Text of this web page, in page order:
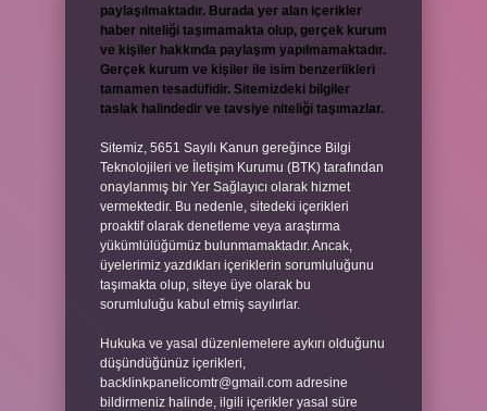
paylaşılmaktadır. Burada yer alan içerikler
haber niteliği taşımamakta olup, gerçek kurum
ve kişiler hakkında paylaşım yapılmamaktadır.
Gerçek kurum ve kişiler ile isim benzerlikleri
tamamen tesadüfidir. Sitemizdeki bilgiler
taslak halindedir ve tavsiye niteliği taşımazlar.
Sitemiz, 5651 Sayılı Kanun gereğince Bilgi
Teknolojileri ve İletişim Kurumu (BTK) tarafından
onaylanmış bir Yer Sağlayıcı olarak hizmet
vermektedir. Bu nedenle, sitedeki içerikleri
proaktif olarak denetleme veya araştırma
yükümlülüğümüz bulunmamaktadır. Ancak,
üyelerimiz yazdıkları içeriklerin sorumluluğunu
taşımakta olup, siteye üye olarak bu
sorumluluğu kabul etmiş sayılırlar.
Hukuka ve yasal düzenlemelere aykırı olduğunu
düşündüğünüz içerikleri,
backlinkpanelicomtr@gmail.com adresine
bildirmeniz halinde, ilgili içerikler yasal süre